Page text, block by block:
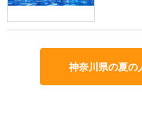
神奈川県の夏の